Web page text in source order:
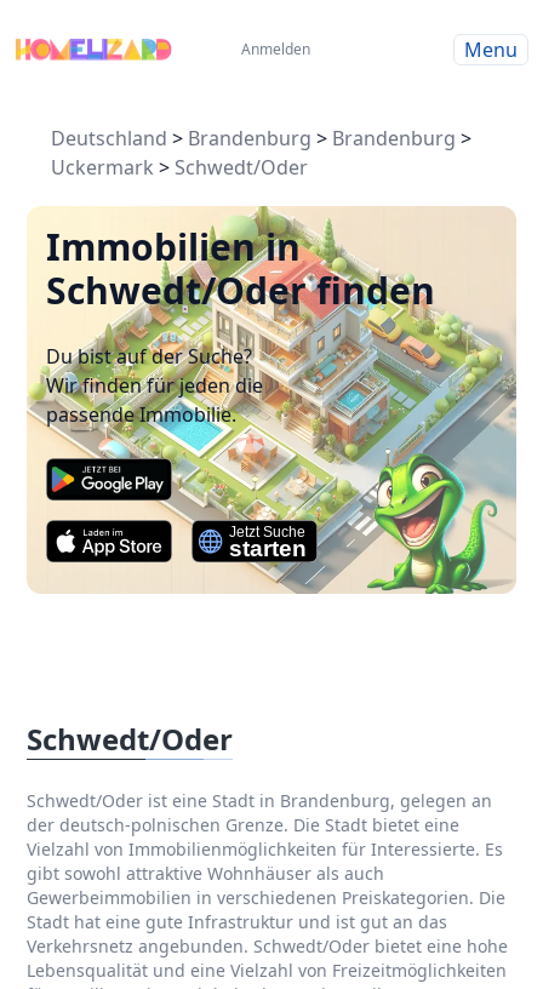
Anmelden Menu
Deutschland > Brandenburg > Brandenburg >
Uckermark > Schwedt/Oder
Immobilien in
Schwedt/Oder finden
Du bist auf der Suche?
Wir finden für jeden die
passende Immobilie.
Schwedt/Oder
Schwedt/Oder ist eine Stadt in Brandenburg, gelegen an
der deutsch-polnischen Grenze. Die Stadt bietet eine
Vielzahl von Immobilienmöglichkeiten für Interessierte. Es
gibt sowohl attraktive Wohnhäuser als auch
Gewerbeimmobilien in verschiedenen Preiskategorien. Die
Stadt hat eine gute Infrastruktur und ist gut an das
Verkehrsnetz angebunden. Schwedt/Oder bietet eine hohe
Lebensqualität und eine Vielzahl von Freizeitmöglichkeiten